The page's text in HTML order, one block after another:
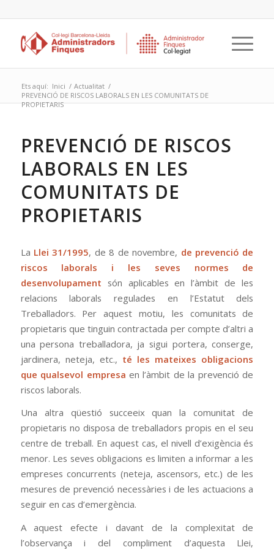
Ets aquí: Inici / Actualitat /
PREVENCIÓ DE RISCOS LABORALS EN LES COMUNITATS DE
PROPIETARIS
PREVENCIÓ DE RISCOS
LABORALS EN LES
COMUNITATS DE
PROPIETARIS
La Llei 31/1995, de 8 de novembre, de prevenció de
riscos laborals i les seves normes de
desenvolupament són aplicables en l’àmbit de les
relacions laborals regulades en l’Estatut dels
Treballadors. Per aquest motiu, les comunitats de
propietaris que tinguin contractada per compte d’altri a
una persona treballadora, ja sigui portera, conserge,
jardinera, neteja, etc., té les mateixes obligacions
que qualsevol empresa en l’àmbit de la prevenció de
riscos laborals.
Una altra qüestió succeeix quan la comunitat de
propietaris no disposa de treballadors propis en el seu
centre de treball. En aquest cas, el nivell d’exigència és
menor. Les seves obligacions es limiten a informar a les
empreses concurrents (neteja, ascensors, etc.) de les
mesures de prevenció necessàries i de les actuacions a
seguir en cas d’emergència.
A aquest efecte i davant de la complexitat de
l’observança i del compliment d’aquesta Llei,